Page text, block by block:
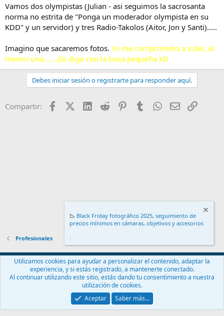
Vamos dos olympistas (Julian - asi seguimos la sacrosanta
norma no estrita de "Ponga un moderador olympista en su
KDD" y un servidor) y tres Radio-Takolos (Aitor, Jon y Santi).....
Imagino que sacaremos fotos. Yo me comprometo a subir, al
menos una.......(lo digo con la boca pequeña xD
Debes iniciar sesión o registrarte para responder aquí.
Compartir: FacebookX (Twitter)
LinkedIn
Reddit PinterestTumblr WhatsApp
EmailEnlace
Profesionales
Español (ES)
Contáctanos
Términos y reglas Política de privacidad
Ayuda
Community platform by XenForo® © 2010-2024 XenForo Ltd.
📉 Black Friday fotográfico 2025, seguimiento de
precios mínimos en cámaras, objetivos y accesorios
.
Utilizamos cookies para ayudar a personalizar el contenido, adaptar la
experiencia, y si estás registrado, a mantenerte conectado.
Al continuar utilizando este sitio, estás dando tu consentimiento a nuestra
utilización de cookies.
Aceptar
Saber más…